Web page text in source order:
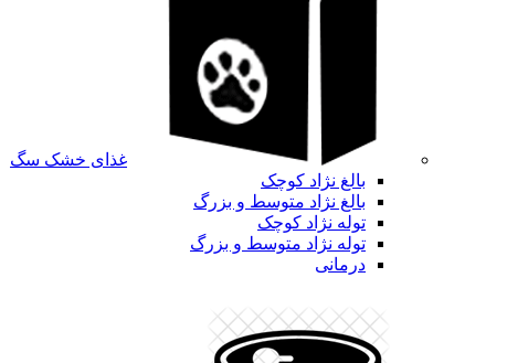
غذای خشک سگ
بالغ نژاد کوچک
بالغ نژاد متوسط و بزرگ
توله نژاد کوچک
توله نژاد متوسط و بزرگ
درمانی